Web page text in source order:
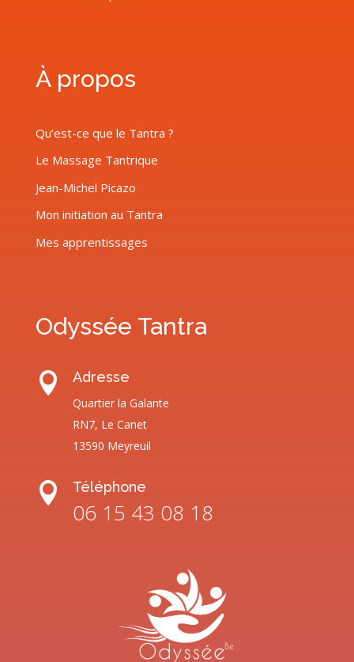
À propos
Qu’est-ce que le Tantra ?
Le Massage Tantrique
Jean-Michel Picazo
Mon initiation au Tantra
Mes apprentissages
Odyssée Tantra
 Adresse
Quartier la Galante
RN7, Le Canet
13590 Meyreuil
 Téléphone
06 15 43 08 18